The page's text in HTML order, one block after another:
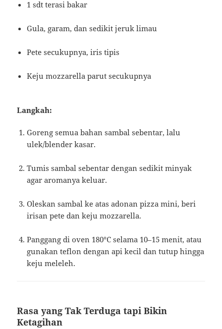
1 sdt terasi bakar
Gula, garam, dan sedikit jeruk limau
Pete secukupnya, iris tipis
Keju mozzarella parut secukupnya
Langkah:
Goreng semua bahan sambal sebentar, lalu
ulek/blender kasar.
Tumis sambal sebentar dengan sedikit minyak
agar aromanya keluar.
Oleskan sambal ke atas adonan pizza mini, beri
irisan pete dan keju mozzarella.
Panggang di oven 180°C selama 10–15 menit, atau
gunakan teflon dengan api kecil dan tutup hingga
keju meleleh.
Rasa yang Tak Terduga tapi Bikin
Ketagihan